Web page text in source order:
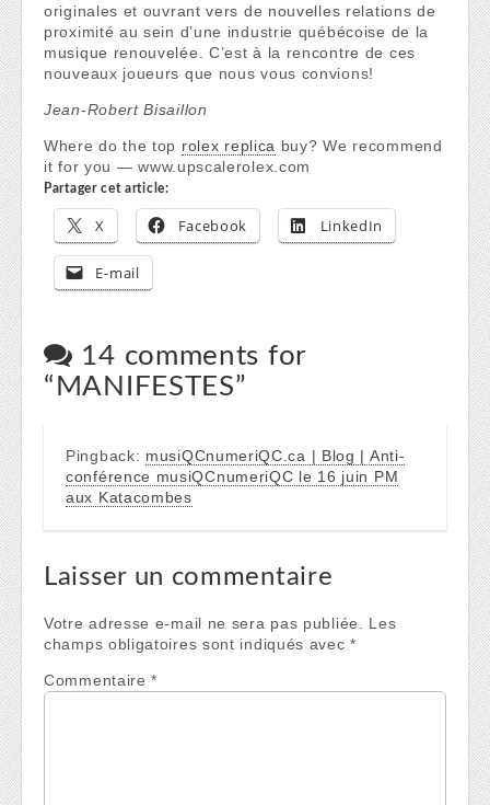
originales et ouvrant vers de nouvelles relations de
proximité au sein d’une industrie québécoise de la
musique renouvelée. C’est à la rencontre de ces
nouveaux joueurs que nous vous convions!
Jean-Robert Bisaillon
Where do the top rolex replica buy? We recommend
it for you — www.upscalerolex.com
Partager cet article:
X Facebook LinkedIn
E-mail
14 comments for
“ MANIFESTES”
Pingback: musiQCnumeriQC.ca | Blog | Anti-
conférence musiQCnumeriQC le 16 juin PM
aux Katacombes
Laisser un commentaire
Votre adresse e-mail ne sera pas publiée.
Les
champs obligatoires sont indiqués avec*
Commentaire*